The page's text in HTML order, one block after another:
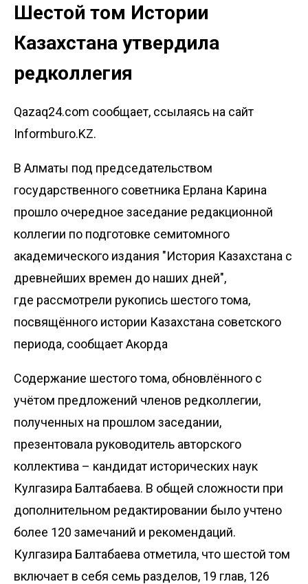
Шестой том Истории
Казахстана утвердила
редколлегия
Qazaq24.com сообщает, ссылаясь на сайт
Informburo.KZ.
В Алматы под председательством
государственного советника Ерлана Карина
прошло очередное заседание редакционной
коллегии по подготовке семитомного
академического издания "История Казахстана с
древнейших времен до наших дней",
где рассмотрели рукопись шестого тома,
посвящённого истории Казахстана советского
периода, сообщаетАкорда
Содержание шестого тома, обновлённого с
учётом предложений членов редколлегии,
полученных на прошлом заседании,
презентовала руководитель авторского
коллектива – кандидат исторических наук
Кулгазира Балтабаева. В общей сложности при
дополнительном редактировании было учтено
более 120 замечаний и рекомендаций.
Кулгазира Балтабаева отметила, что шестой том
включает в себя семь разделов, 19 глав, 126